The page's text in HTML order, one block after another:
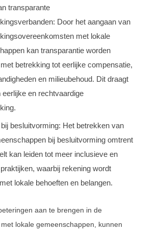
transparante
Door het aangaan van
met lokale
kan transparantie worden
betrekking tot eerlijke compensatie,
en milieubehoud. Dit draagt
eerlijke en rechtvaardige
besluitvorming: Het betrekken van
bij besluitvorming omtrent
kan leiden tot meer inclusieve en
waarbij rekening wordt
lokale behoeften en belangen.
aan te brengen in de
lokale gemeenschappen, kunnen